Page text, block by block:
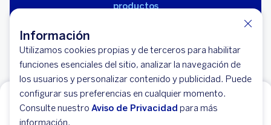
Información
Utilizamos cookies propias y de terceros para habilitar
funciones esenciales del sitio, analizar la navegación de
los usuarios y personalizar contenido y publicidad. Puede
configurar sus preferencias en cualquier momento.
Consulte nuestro Aviso de Privacidad para más
información.
¿Tu negocio necesita financiamiento?
productos
© 2026 BBVA México, S.A., Institución de Banca
Múltiple, Grupo Financiero BBVA México. Avenida Paseo
de la Reforma 510, colonia Juárez, código postal 06600,